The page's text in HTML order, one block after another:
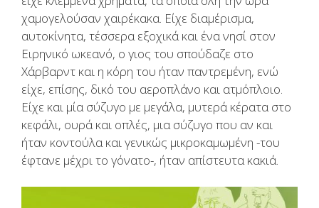
χαμογελούσαν χαιρέκακα. Είχε διαμέρισμα,
αυτοκίνητα, τέσσερα εξοχικά και ένα νησί στον
Ειρηνικό ωκεανό, ο γιος του σπούδαζε στο
Χάρβαρντ και η κόρη του ήταν παντρεμένη, ενώ
είχε, επίσης, δικό του αεροπλάνο και ατμόπλοιο.
Είχε και μία σύζυγο με μεγάλα, μυτερά κέρατα στο
κεφάλι, ουρά και οπλές, μια σύζυγο που αν και
ήταν κοντούλα και γενικώς μικροκαμωμένη -του
έφτανε μέχρι το γόνατο-, ήταν απίστευτα κακιά.